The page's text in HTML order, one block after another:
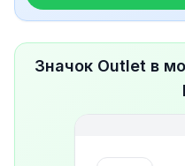
Значок Outlet в